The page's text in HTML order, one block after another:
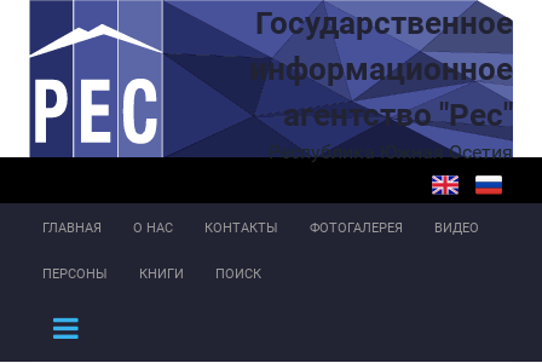
Перейти к основному содержаниюГосударственное
информационное
агентство "Рес"
Республика Южная Осетия
ГЛАВНАЯ О НАС КОНТАКТЫ ФОТОГАЛЕРЕЯ ВИДЕО
ПЕРСОНЫ КНИГИ ПОИСК